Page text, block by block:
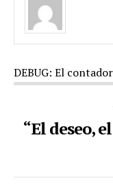
DEBUG: El
“El deseo,